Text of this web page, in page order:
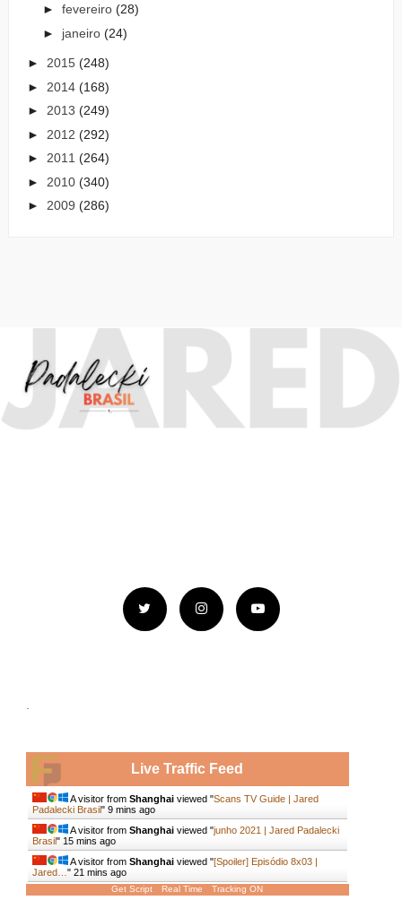
► fevereiro (28)
► janeiro (24)
► 2015 (248)
► 2014 (168)
► 2013 (249)
► 2012 (292)
► 2011 (264)
► 2010 (340)
► 2009 (286)
.
Live Traffic Feed
A visitor from Shanghaiviewed "Scans TV Guide | Jared
Padalecki Brasil" 9 mins ago
A visitor from Shanghaiviewed "junho 2021 | Jared Padalecki
Brasil" 15 mins ago
A visitor from Shanghaiviewed "[Spoiler] Episódio 8x03 |
Jared… " 21 mins ago
Get Script Real Time Tracking ON